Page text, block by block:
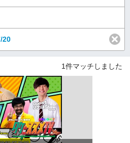
20
1件マッチしました